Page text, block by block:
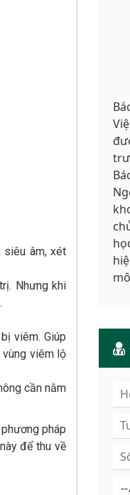
siêu âm, xét
Nhưng khi
viêm. Giúp
viêm lộ
cần nằm
pháp
để thu về